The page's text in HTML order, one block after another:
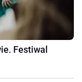
Festiwal